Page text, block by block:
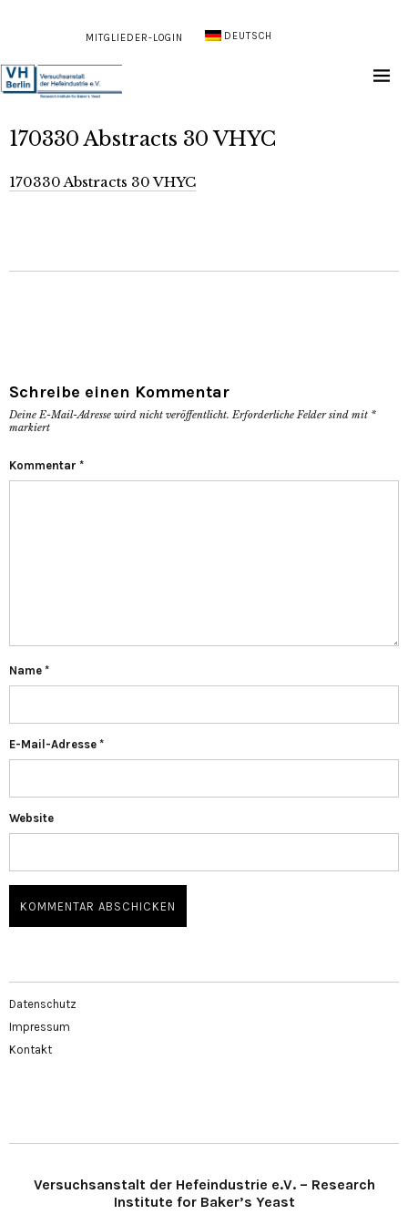
MITGLIEDER-LOGIN DEUTSCH
170330 Abstracts 30 VHYC
170330 Abstracts 30 VHYC
Schreibe einen Kommentar
Deine E-Mail-Adresse wird nicht veröffentlicht. Erforderliche Felder sind mit *
markiert
Kommentar *
Name *
E-Mail-Adresse *
Website
Datenschutz
Impressum
Kontakt
Versuchsanstalt der Hefeindustrie e.V. – Research
Institute for Baker’s Yeast